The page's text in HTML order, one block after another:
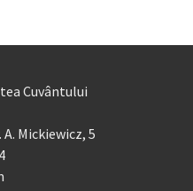
Cuvântului
Mickiewicz, 5